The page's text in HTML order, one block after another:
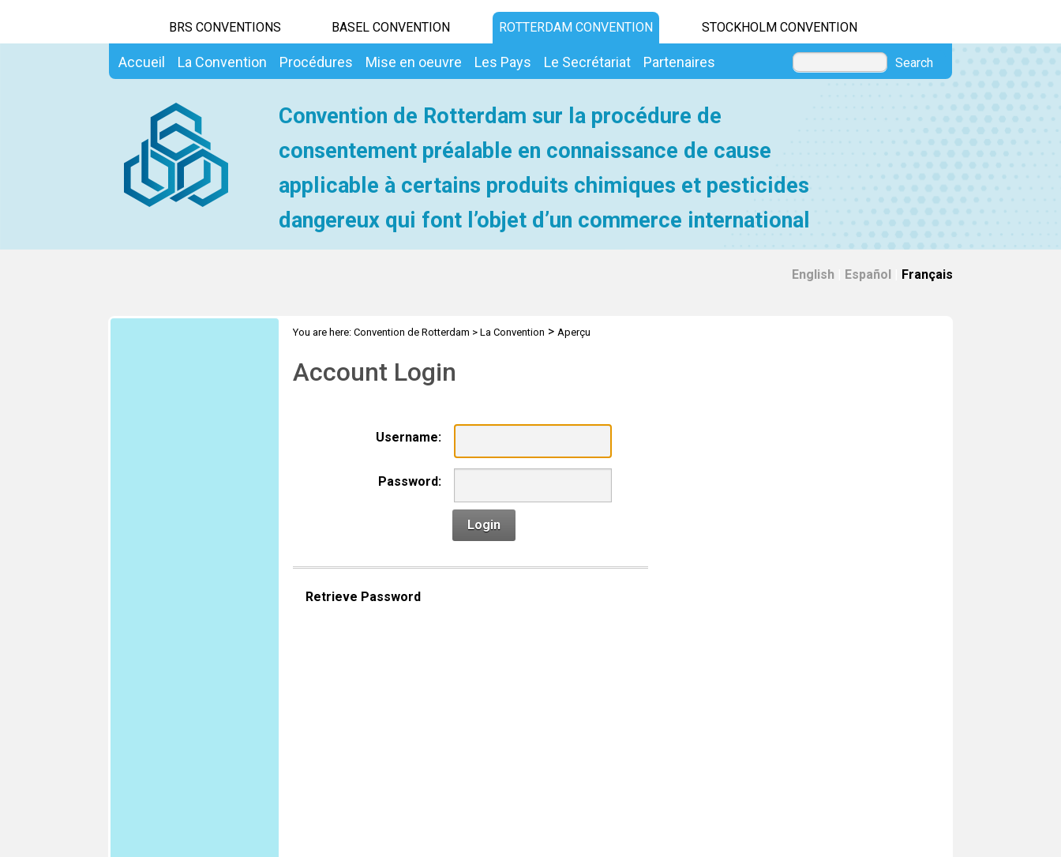
BRS CONVENTIONS BASEL CONVENTION ROTTERDAM CONVENTION STOCKHOLM CONVENTION
Accueil La Convention Procédures Mise en oeuvre Les Pays Le Secrétariat Partenaires Search
Convention de Rotterdam sur la procédure de
consentement préalable en connaissance de cause
applicable à certains produits chimiques et pesticides
dangereux qui font l’objet d’un commerce international
English Español Français
You are here: Convention de Rotterdam > La Convention > Aperçu
Account Login
Username:
Password:
Login
Retrieve Password